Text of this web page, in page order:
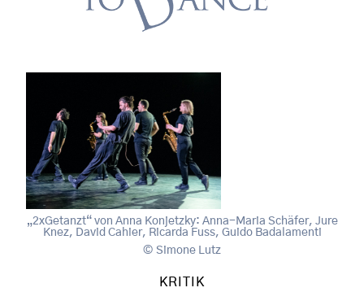
„2xGetanzt“ von Anna Konjetzky: Anna-Maria Schäfer, Jure
Knez, David Cahier, Ricarda Fuss, Guido Badalamenti
Simone Lutz
KRITIK